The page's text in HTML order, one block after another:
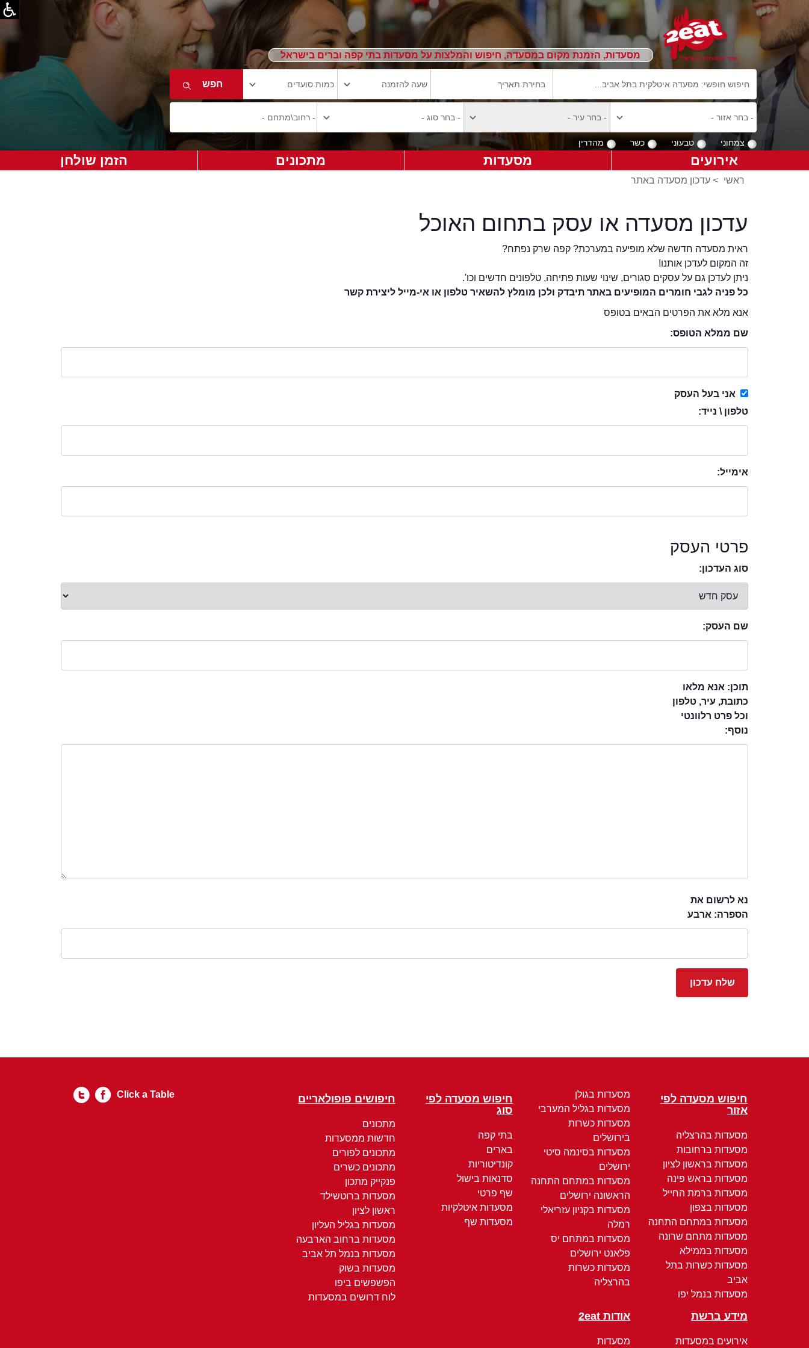
מסעדות, הזמנת מקום במסעדה, חיפוש והמלצות על מסעדות בתי קפה וברים בישראל
צמחוני טבעוני כשר מהדרין
אירועים מסעדות מתכונים הזמן שולחן
ראשי > עדכון מסעדה באתר
עדכון מסעדה או עסק בתחום האוכל
ראית מסעדה חדשה שלא מופיעה במערכת? קפה שרק נפתח?
זה המקום לעדכן אותנו!
ניתן לעדכן גם על עסקים סגורים, שינוי שעות פתיחה, טלפונים חדשים וכו'.
כל פניה לגבי חומרים המופיעים באתר תיבדק ולכן מומלץ להשאיר טלפון או אי-מייל ליצירת קשר
אנא מלא את הפרטים הבאים בטופס
שם ממלא הטופס:
אני בעל העסק
טלפון \ נייד:
אימייל:
פרטי העסק
סוג העדכון:
שם העסק:
תוכן: אנא מלאו
כתובת, עיר, טלפון
וכל פרט רלוונטי
נוסף:
נא לרשום את
הספרה: ארבע
חיפוש מסעדה לפי
אזור
מסעדות בהרצליה
מסעדות ברחובות
מסעדות בראשון לציון
מסעדות בראש פינה
מסעדות ברמת החייל
מסעדות בצפון
מסעדות במתחם התחנה
מסעדות מתחם שרונה
מסעדות בממילא
מסעדות כשרות בתל
אביב
מסעדות בנמל יפו
מסעדות בגולן
מסעדות בגליל המערבי
מסעדות כשרות
בירושלים
מסעדות בסינמה סיטי
ירושלים
מסעדות במתחם התחנה
הראשונה ירושלים
מסעדות בקניון עזריאלי
רמלה
מסעדות במתחם יס
פלאנט ירושלים
מסעדות כשרות
בהרצליה
חיפוש מסעדה לפי
סוג
בתי קפה
בארים
קונדיטוריות
סדנאות בישול
שף פרטי
מסעדות איטלקיות
מסעדות שף
חיפושים פופולאריים
מתכונים
חדשות ממסעדות
מתכונים לפורים
מתכונים כשרים
פנקייק מתכון
מסעדות ברוטשילד
ראשון לציון
מסעדות בגליל העליון
מסעדות ברחוב הארבעה
מסעדות בנמל תל אביב
מסעדות בשוק
הפשפשים ביפו
לוח דרושים במסעדות
מידע ברשת
אירועים במסעדות
אודות 2eat
מסעדות
Click a Table